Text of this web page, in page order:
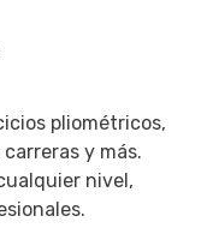
pliométricos,
y más.
nivel,